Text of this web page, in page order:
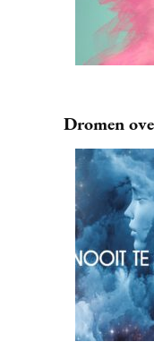
Dromen